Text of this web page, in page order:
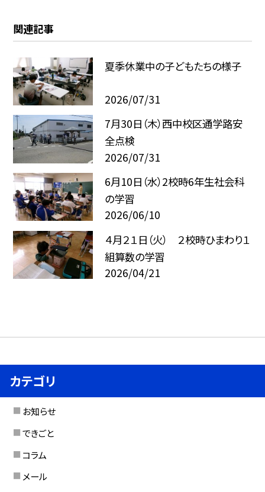
関連記事
夏季休業中の子どもたちの様子
2026/07/31
7月30日（木）西中校区通学路安
全点検
2026/07/31
6月10日（水）2校時6年生社会科
の学習
2026/06/10
４月２１日（火） ２校時ひまわり１
組算数の学習
2026/04/21
カテゴリ
お知らせ
できごと
コラム
メール